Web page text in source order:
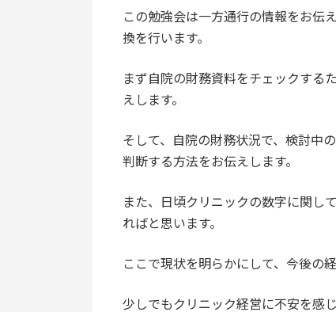
この勉強会は一方通行の情報をお伝
換を行います。
まず自院の財務資料をチェックする
えします。
そして、自院の財務状況で、検討中
判断する方法をお伝えします。
また、日頃クリニックの数字に関し
ればと思います。
ここで現状を明らかにして、今後の
少しでもクリニック経営に不安を感